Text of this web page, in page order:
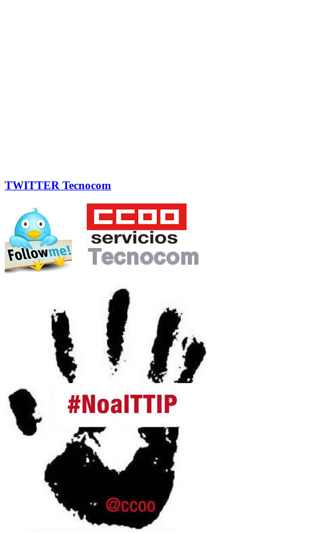
TWITTER Tecnocom